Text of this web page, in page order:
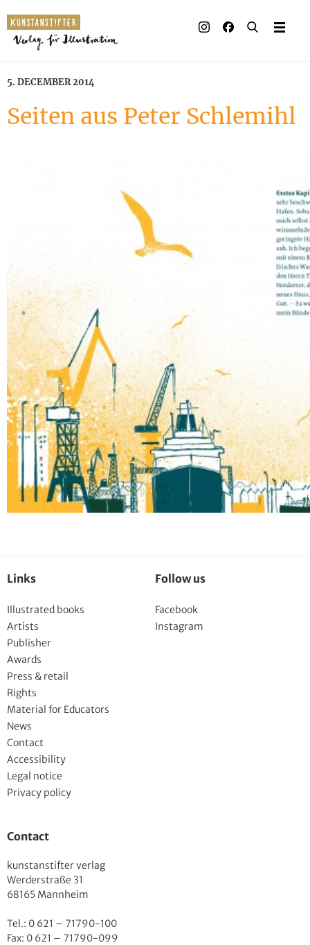
5. DECEMBER 2014
Seiten aus Peter Schlemihl
Links
Illustrated books
Artists
Publisher
Awards
Press & retail
Rights
Material for Educators
News
Contact
Accessibility
Legal notice
Privacy policy
Follow us
Facebook
Instagram
Contact
kunstanstifter verlag
Werderstraße 31
68165 Mannheim
Tel.: 0 621 – 71790-100
Fax: 0 621 – 71790-099